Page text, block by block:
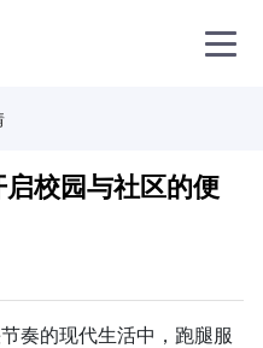
校园与社区的便
奏的现代生活中，跑腿服